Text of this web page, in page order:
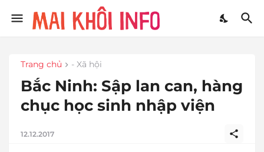
Trang chủ - Xã hội
Bắc Ninh: Sập lan can, hàng
chục học sinh nhập viện
12.12.2017